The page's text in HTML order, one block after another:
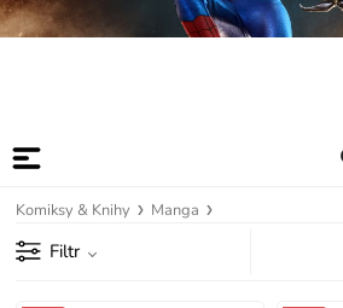
Komiksy & Knihy Manga
Filtr